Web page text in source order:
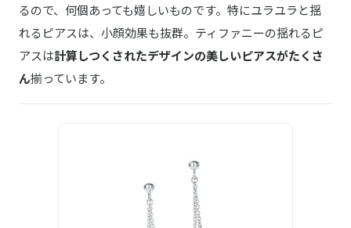
るので、何個あっても嬉しいものです。特にユラユラと揺
れるピアスは、小顔効果も抜群。ティファニーの揺れるピ
アスは計算しつくされたデザインの美しいピアスがたくさ
ん揃っています。